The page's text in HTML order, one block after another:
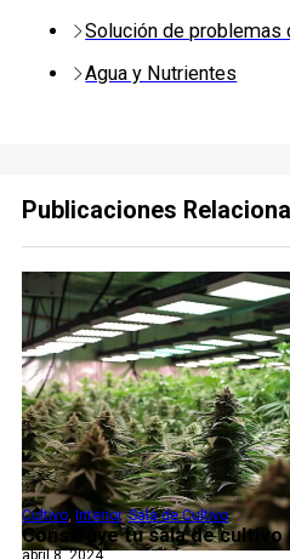
Solución de problemas
Agua y Nutrientes
Publicaciones
Construye tu sala de cultivo
Cultivo, Interior,Sala de Cultivo